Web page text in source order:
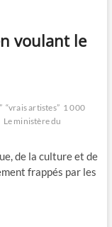
voulant le
“vrais artistes” 1 000
Le ministère du
de la culture et de
frappés par les